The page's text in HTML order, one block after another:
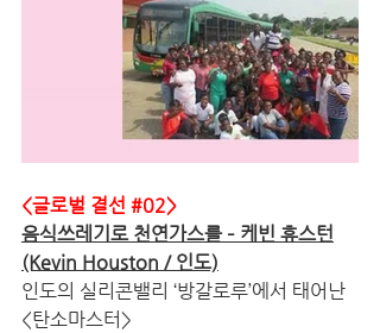
<글로벌 결선 #02>
음식쓰레기로 천연가스를 – 케빈 휴스턴
(Kevin Houston / 인도)
인도의 실리콘밸리 ‘방갈로루’에서 태어난
<탄소마스터>